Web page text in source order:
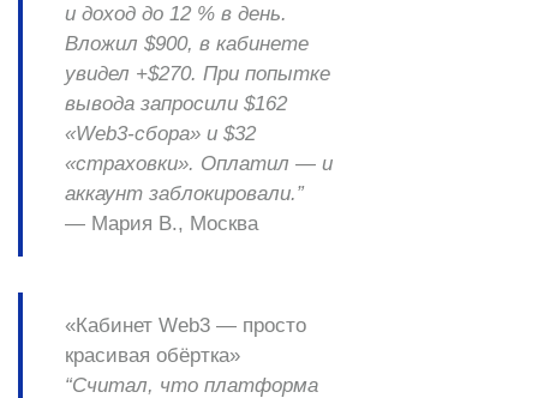
и доход до 12 % в день.
Вложил $900, в кабинете
увидел +$270. При попытке
вывода запросили $162
«Web3-сбора» и $32
«страховки». Оплатил — и
аккаунт заблокировали.”
— Мария В., Москва
«Кабинет Web3 — просто
красивая обёртка»
“Считал, что платформа